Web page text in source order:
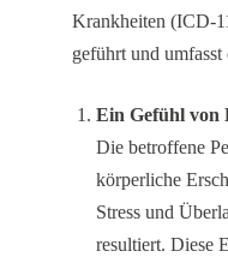
Krankheiten (ICD-
geführt und
Ein Gefühl von
Die betroffene
körperliche
Stress und
resultiert. Diese